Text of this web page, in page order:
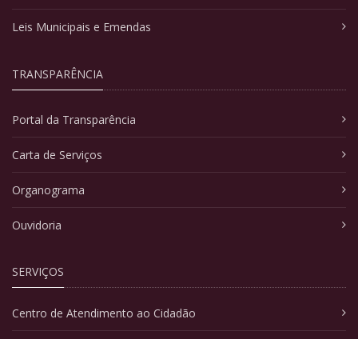
Leis Municipais e Emendas
TRANSPARÊNCIA
Portal da Transparência
Carta de Serviços
Organograma
Ouvidoria
SERVIÇOS
Centro de Atendimento ao Cidadão